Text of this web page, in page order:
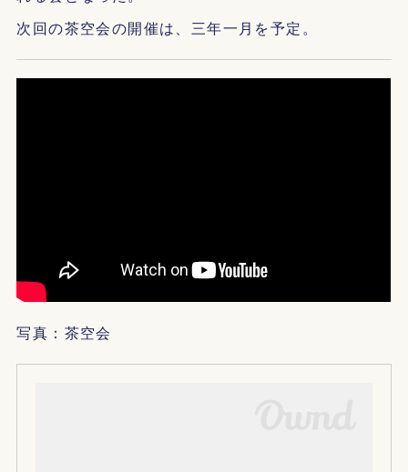
次回の茶空会の開催は、三年一月を予定。
写真：茶空会